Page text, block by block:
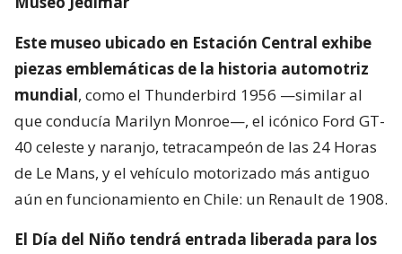
Este museo ubicado en Estación Central exhibe
piezas emblemáticas de la historia automotriz
mundial, como el Thunderbird 1956 —similar al
que conducía Marilyn Monroe—, el icónico Ford GT-
40 celeste y naranjo, tetracampeón de las 24 Horas
de Le Mans, y el vehículo motorizado más antiguo
aún en funcionamiento en Chile: un Renault de 1908.
El Día del Niño tendrá entrada liberada para los